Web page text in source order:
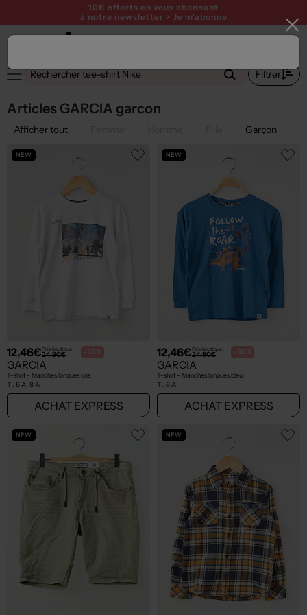
10€ offerts en vous abonnant
à notre newsletter > Je m'abonne
Filtrer
Articles GARCIA garcon
Afficher tout Garçon
NEW
12,46€Prix boutique :
24,90€ -50%
GARCIA
T-shirt - Manches longues gris
T : 6 A, 8 A
ACHAT EXPRESS
NEW
12,46€Prix boutique :
24,90€ -50%
GARCIA
T-shirt - Manches longues bleu
T : 6 A
ACHAT EXPRESS
NEW NEW